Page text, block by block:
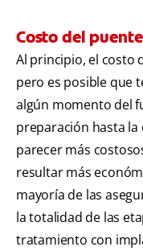
Costo del
Al principio, el costo
pero es posible que
algún momento del
preparación hasta
parecer más
resultar más
mayoría de las
la totalidad de las
tratamiento con